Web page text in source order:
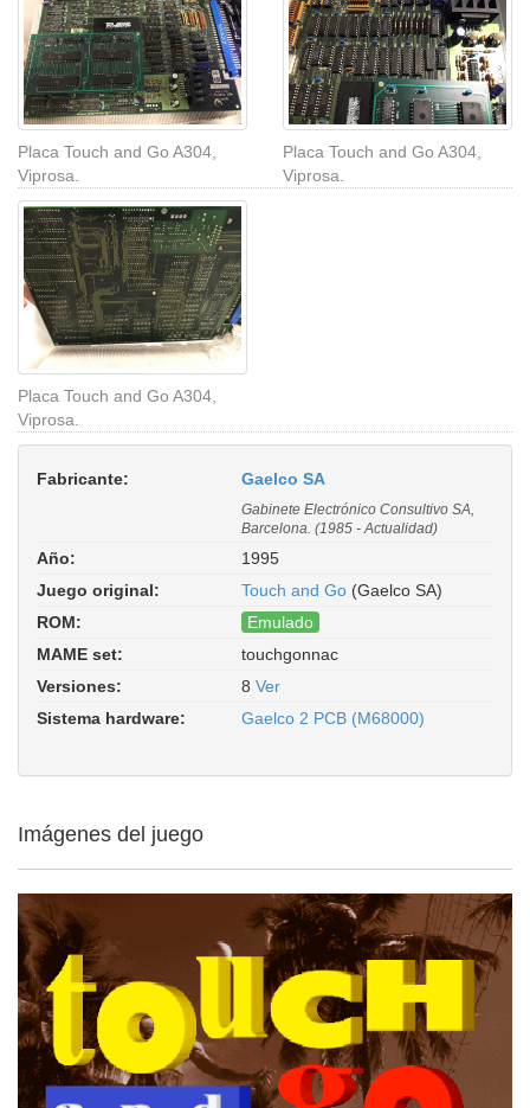
Placa Touch and Go A304,
Viprosa.
Placa Touch and Go A304,
Viprosa.
Placa Touch and Go A304,
Viprosa.
Fabricante: Gaelco SA
Gabinete Electrónico Consultivo SA,
Barcelona. (1985 - Actualidad)
Año:
1995
Juego original:
Touch and Go (Gaelco SA)
ROM:
Emulado
MAME set:
touchgonnac
checksum 056AA304). ROM Parent:
touchgo. Driver: gaelco/gaelco2.cpp
Versiones: 8 Ver
Sistema hardware:
Gaelco 2 PCB (M68000)
Imágenes del juego